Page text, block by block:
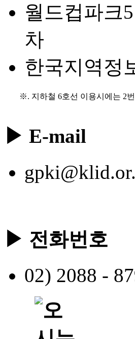
월드컵파크
차
한국지역정
※. 지하철 6호선 이용시에는 2
▶ E-mail
▶ 전화번호
02) 2088 -